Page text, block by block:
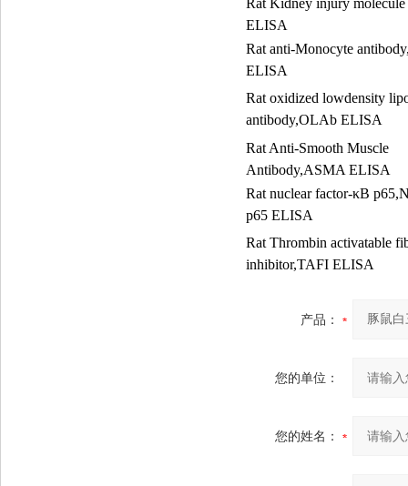
Rat Kidney injury
ELISA
Rat anti-Monocyte
ELISA
Rat oxidized lowdensity
antibody,OLAb ELISA
Rat Anti-Smooth Muscle
Antibody,ASMA ELISA
Rat nuclear factor-κB
p65 ELISA
Rat Thrombin activatable
inhibitor,TAFI ELISA
产品：
您的单位：
您的姓名：